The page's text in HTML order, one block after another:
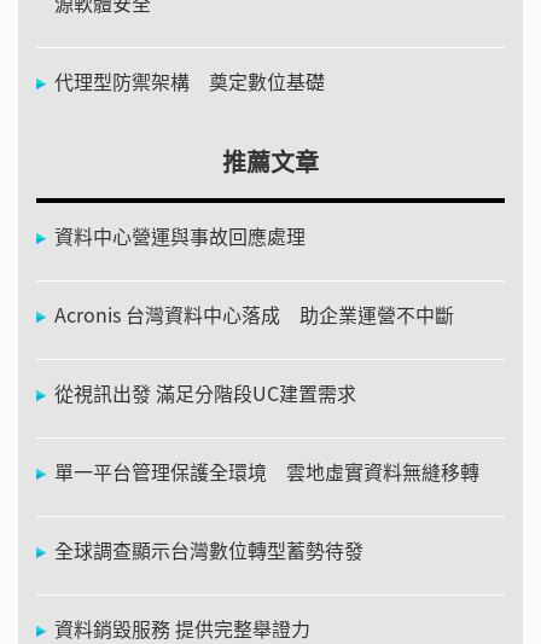
代理型防禦架構 奠定數位基礎
推薦文章
資料中心營運與事故回應處理
Acronis 台灣資料中心落成 助企業運營不中斷
從視訊出發 滿足分階段UC建置需求
單一平台管理保護全環境 雲地虛實資料無縫移轉
全球調查顯示台灣數位轉型蓄勢待發
資料銷毀服務 提供完整舉證力